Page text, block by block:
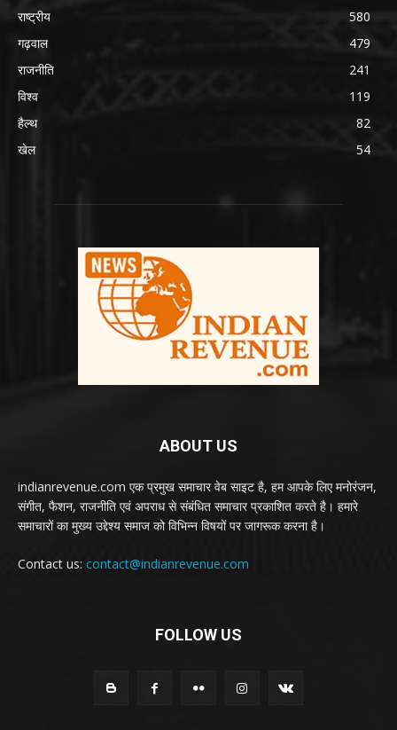
राष्ट्रीय
580
गढ़वाल
479
राजनीति
241
विश्व
119
हैल्थ
82
खेल
54
ABOUT US
indianrevenue.com एक प्रमुख समाचार वेब साइट है, हम आपके लिए मनोरंजन,
संगीत, फैशन, राजनीति एवं अपराध से संबंधित समाचार प्रकाशित करते है। हमारे
समाचारों का मुख्य उद्देश्य समाज को विभिन्न विषयों पर जागरूक करना है।
Contact us: contact@indianrevenue.com
FOLLOW US